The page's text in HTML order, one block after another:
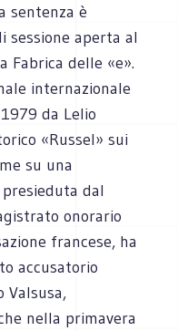
sentenza è
sessione aperta al
Fabrica delle «e».
internazionale
da Lelio
«Russel» sui
su una
dal
onorario
francese, ha
accusatorio
Valsusa,
nella primavera